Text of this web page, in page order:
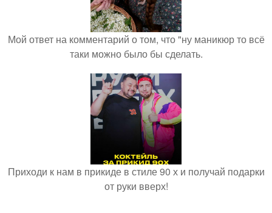
Мой ответ на комментарий о том, что "ну маникюр то всё
таки можно было бы сделать.
Приходи к нам в прикиде в стиле 90 х и получай подарки
от руки вверх!